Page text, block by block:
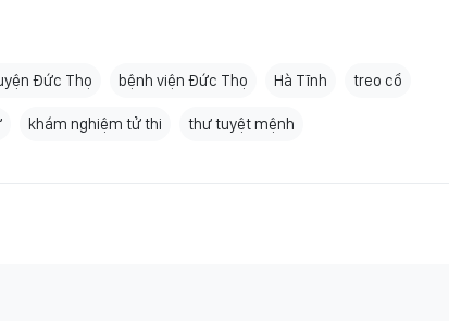
Đức Thọ bệnh viện Đức Thọ Hà Tĩnh treo cổ
khám nghiệm tử thi thư tuyệt mệnh